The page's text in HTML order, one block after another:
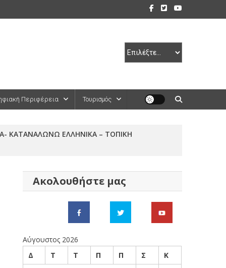
Περιφέρεια Τουρισμός
ΚΑΤΑΝΑΛΩΝΩ ΕΛΛΗΝΙΚΑ – ΤΟΠΙΚΗ
Ακολουθήστε μας
Αύγουστος 2026
Δ
Τ Τ Π Π Σ
Κ